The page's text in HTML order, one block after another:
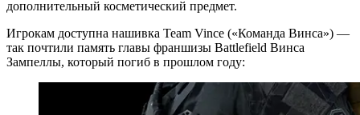
дополнительный косметический предмет.
Игрокам доступна нашивка Team Vince («Команда Винса») —
так почтили память главы франшизы Battlefield Винса
Зампеллы, который погиб в прошлом году: